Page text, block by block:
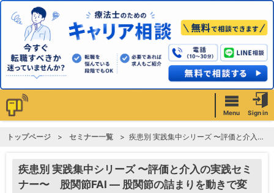
Menu Sign in
トップページ セミナー一覧 疾患別 実践集中シリーズ 〜評価と介入の実践セミナー〜 股関節FAI ― 股関節の詰まりを動きで変える―
疾患別 実践集中シリーズ 〜評価と介入の実践セミ
ナー〜 股関節FAI ― 股関節の詰まりを動きで変